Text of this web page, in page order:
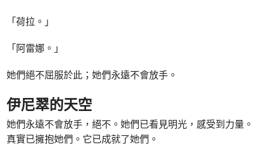
「荷拉。」
「阿雷娜。」
她們絕不屈服於此；她們永遠不會放手。
伊尼翠的天空
她們永遠不會放手，絕不。她們已看見明光，感受到力量。
真實已擁抱她們。它已成就了她們。